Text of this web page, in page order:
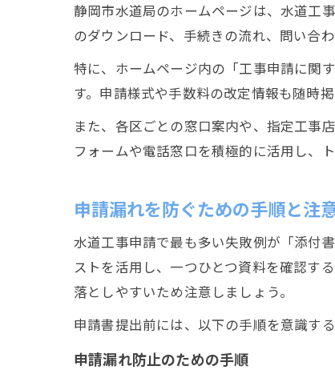
静岡市水道局のホームページは、水道工
のダウンロード、手続きの流れ、問い合
特に、ホームページ内の「工事申請に関
す。申請様式や手数料の改定情報も随時
また、各区ごとの窓口案内や、指定工事
フォームや電話窓口を積極的に活用し、
申請漏れを防ぐための手順と注
水道工事申請で最も多い失敗例が「添付
ストを活用し、一つひとつ資料を確認す
落としやすいため注意しましょう。
申請書提出前には、以下の手順を意識する
申請漏れ防止のための手順